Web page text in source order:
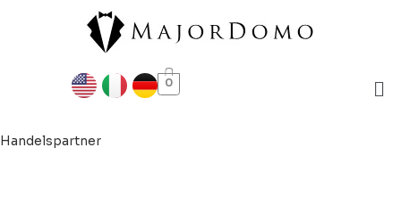
0
Handelspartner